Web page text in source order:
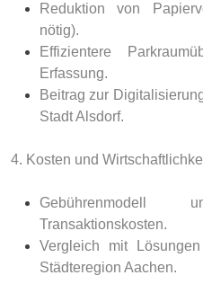
Reduktion von
nötig).
Effizientere
Erfassung.
Beitrag zur
Stadt Alsdorf.
4. Kosten und
Transaktionskosten.
Vergleich mit
Städteregion Aachen.